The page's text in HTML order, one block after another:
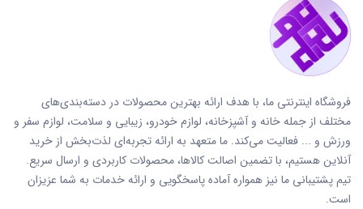
فروشگاه اینترنتی ما، با هدف ارائه بهترین محصولات در دسته‌بندی‌های
مختلف از جمله خانه و آشپزخانه، لوازم خودرو، زیبایی و سلامت، لوازم سفر و
ورزش و ... فعالیت می‌کند. ما متعهد به ارائه تجربه‌ای لذت‌بخش از خرید
آنلاین هستیم، با تضمین اصالت کالاها، محصولات کاربردی و ارسال سریع.
تیم پشتیبانی ما نیز همواره آماده پاسخگویی و ارائه خدمات به شما عزیزان
است.